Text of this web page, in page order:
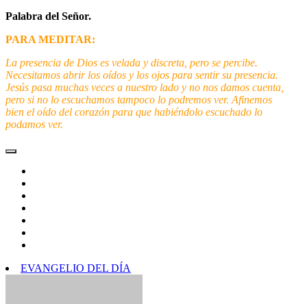
Palabra del Señor.
PARA MEDITAR:
La presencia de Dios es velada y discreta, pero se percibe.
Necesitamos abrir los oídos y los ojos para sentir su presencia.
Jesús pasa muchas veces a nuestro lado y no nos damos cuenta,
pero si no lo escuchamos tampoco lo podremos ver. Afinemos
bien el oído del corazón para que habiéndolo escuchado lo
podamos ver.
EVANGELIO DEL DÍA